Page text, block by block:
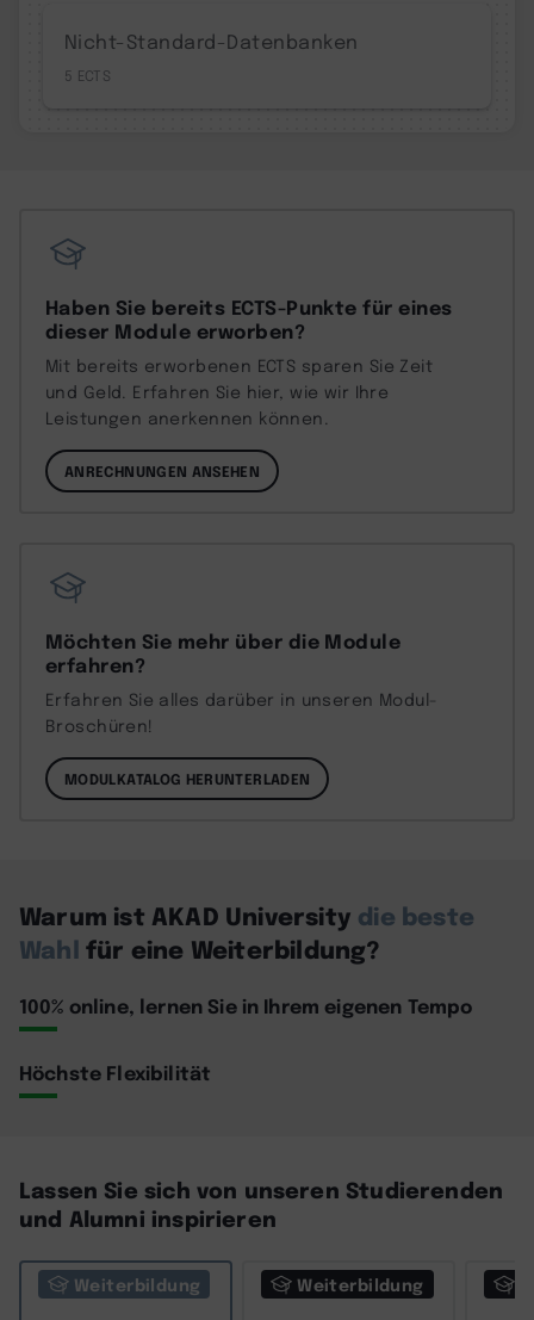
Nicht-Standard-Datenbanken
5
Haben Sie bereits ECTS-Punkte für eines
dieser Module erworben?
Mit bereits erworbenen ECTS sparen Sie Zeit
und Geld. Erfahren Sie hier, wie wir Ihre
Leistungen anerkennen können.
ANRECHNUNGEN ANSEHEN
Möchten Sie mehr über die Module
erfahren?
Erfahren Sie alles darüber in unseren Modul-
Broschüren!
MODULKATALOG HERUNTERLADEN
Warum ist AKAD University die beste
Wahl für eine Weiterbildung?
100% online, lernen Sie in Ihrem eigenen Tempo
Höchste Flexibilität
Lassen Sie sich von unseren Studierenden
und Alumni inspirieren
Weiterbildung Weiterbildung